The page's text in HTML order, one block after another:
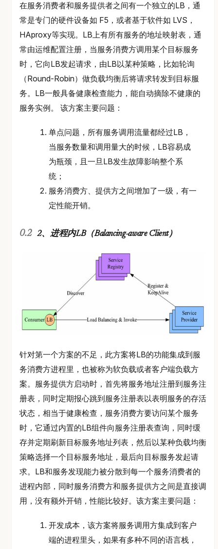
在服务消费者和服务提供者之间有一个独立的LB，通
常是专门的硬件设备如 F5，或者基于软件如 LVS，
HAproxy等实现。LB上有所有服务的地址映射表，通
常由运维配置注册，当服务消费方调用某个目标服务
时，它向LB发起请求，由LB以某种策略，比如轮询
（Round-Robin）做负载均衡后将请求转发到目标服
务。LB一般具备健康检查能力，能自动摘除不健康的
服务实例。 该方案主要问题：
单点问题，所有服务调用流量都经过LB，
当服务数量和调用量大的时候，LB容易成
为瓶颈，且一旦LB发生故障影响整个系
统；
服务消费方、提供方之间增加了一级，有一
定性能开销。
2、进程内LB（Balancing-aware Client）
针对第一个方案的不足，此方案将LB的功能集成到服
务消费方进程里，也被称为软负载或者客户端负载方
案。服务提供方启动时，首先将服务地址注册到服务注
册表，同时定期报心跳到服务注册表以表明服务的存活
状态，相当于健康检查，服务消费方要访问某个服务
时，它通过内置的LB组件向服务注册表查询，同时缓
存并定期刷新目标服务地址列表，然后以某种负载均衡
策略选择一个目标服务地址，最后向目标服务发起请
求。LB和服务发现能力被分散到每一个服务消费者的
进程内部，同时服务消费方和服务提供方之间是直接调
用，没有额外开销，性能比较好。该方案主要问题：
开发成本，该方案将服务调用方集成到客户
端的进程里头，如果有多种不同的语言栈，